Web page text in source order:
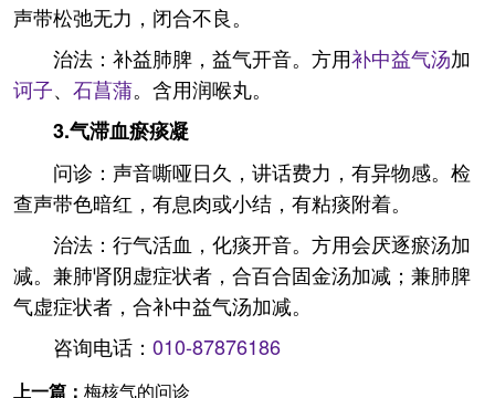
声带松弛无力，闭合不良。
治法：补益肺脾，益气开音。方用补中益气汤加
诃子、 石菖蒲。含用润喉丸。
3.气滞血瘀痰凝
问诊：声音嘶哑日久，讲话费力，有异物感。检
查声带色暗红，有息肉或小结，有粘痰附着。
治法：行气活血，化痰开音。方用会厌逐瘀汤加
减。兼肺肾阴虚症状者，合百合固金汤加减；兼肺脾
气虚症状者，合补中益气汤加减。
咨询电话： 010-87876186
上一篇： 梅核气的问诊